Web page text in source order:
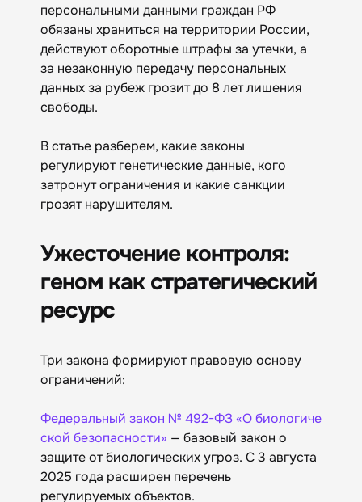
персональными данными граждан РФ
обязаны храниться на территории России,
действуют оборотные штрафы за утечки, а
за незаконную передачу персональных
данных за рубеж грозит до 8 лет лишения
свободы.
В статье разберем, какие законы
регулируют генетические данные, кого
затронут ограничения и какие санкции
грозят нарушителям.
Ужесточение контроля:
геном как стратегический
ресурс
Три закона формируют правовую основу
ограничений:
Федеральный закон № 492-ФЗ «О биологиче
ской безопасности» — базовый закон о
защите от биологических угроз. С 3 августа
2025 года расширен перечень
регулируемых объектов.